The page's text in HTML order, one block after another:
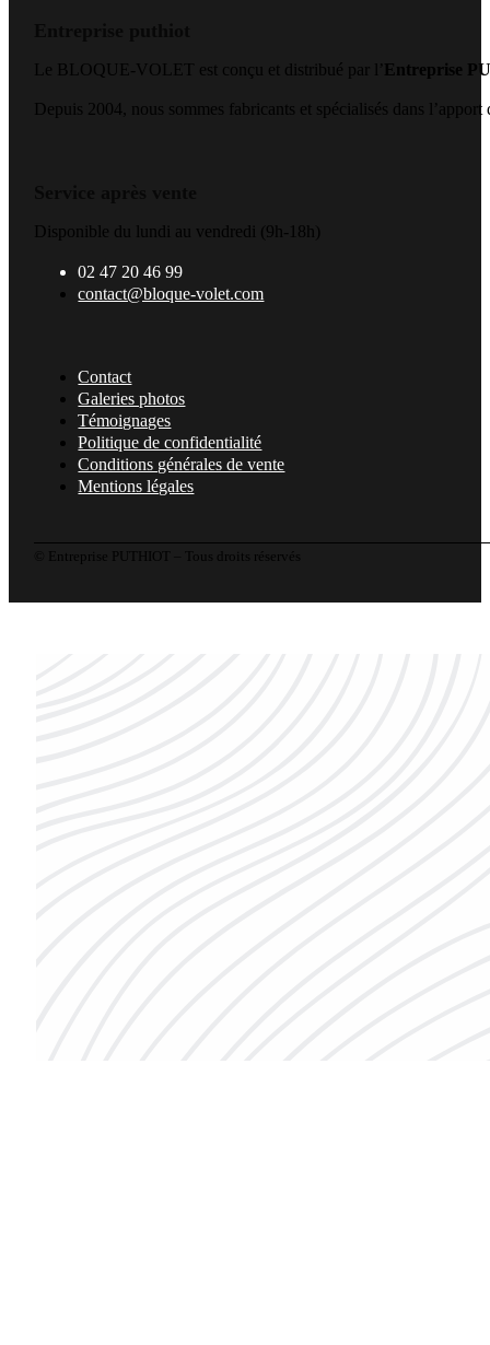
Le BLOQUE-VOLET est conçu et distribué par l’ Entreprise
Depuis 2004, nous sommes fabricants et spécialisés dans
Disponible du lundi au vendredi (9h-18h)
02 47 20 46 99
contact@bloque-volet.com
Contact
Galeries photos
Témoignages
Politique de confidentialité
Conditions générales de vente
Mentions légales
© Entreprise PUTHIOT – Tous droits réservés